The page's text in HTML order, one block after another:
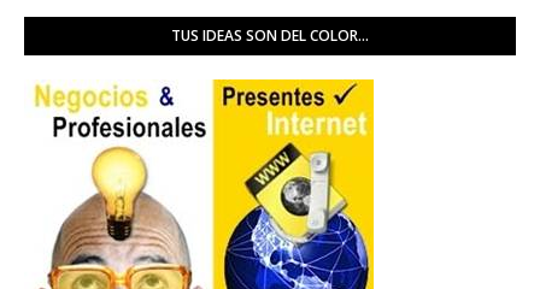
TUS IDEAS SON DEL COLOR...